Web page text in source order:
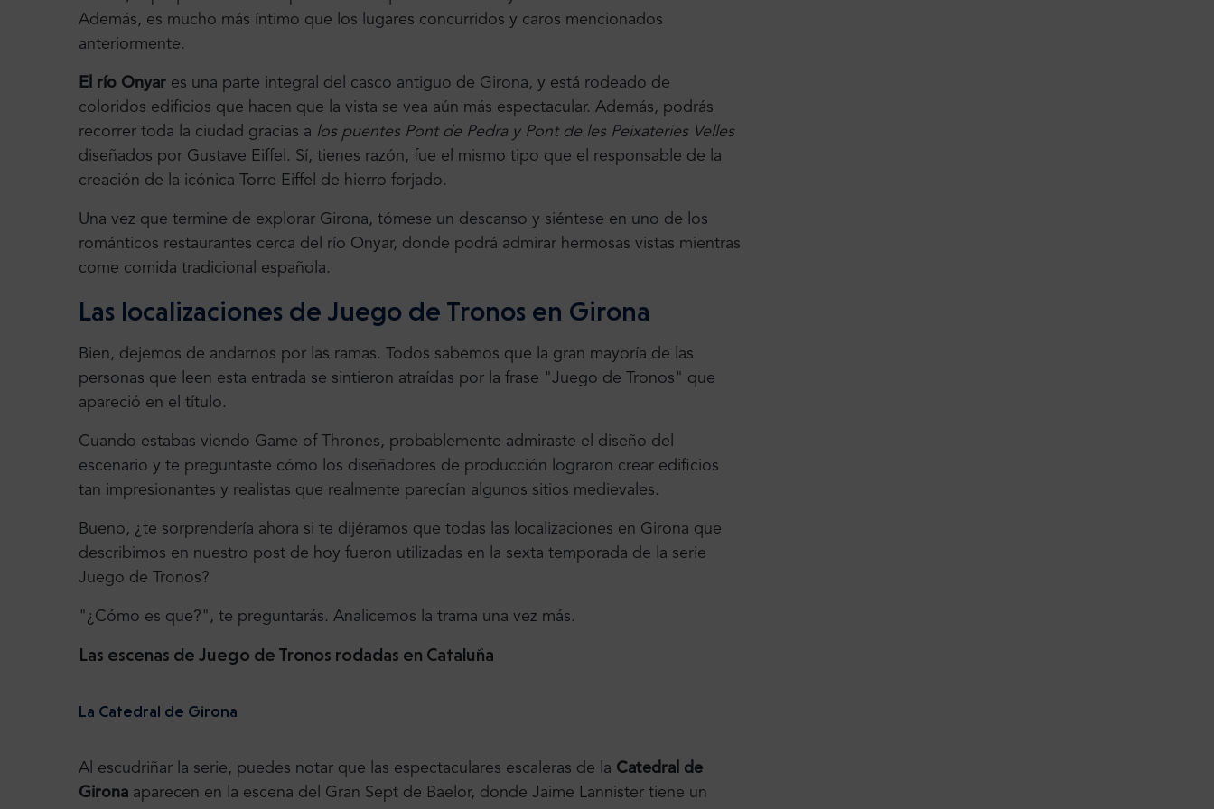
Además, es mucho más íntimo que los lugares concurridos y caros mencionados
anteriormente.
El río Onyar es una parte integral del casco antiguo de Girona, y está rodeado de
coloridos edificios que hacen que la vista se vea aún más espectacular. Además, podrás
recorrer toda la ciudad gracias a los puentes Pont de Pedra y Pont de les Peixateries Velles
diseñados por Gustave Eiffel. Sí, tienes razón, fue el mismo tipo que el responsable de la
creación de la icónica Torre Eiffel de hierro forjado.
Una vez que termine de explorar Girona, tómese un descanso y siéntese en uno de los
románticos restaurantes cerca del río Onyar, donde podrá admirar hermosas vistas mientras
come comida tradicional española.
Las localizaciones de Juego de Tronos en Girona
Bien, dejemos de andarnos por las ramas. Todos sabemos que la gran mayoría de las
personas que leen esta entrada se sintieron atraídas por la frase "Juego de Tronos" que
apareció en el título.
Cuando estabas viendo Game of Thrones, probablemente admiraste el diseño del
escenario y te preguntaste cómo los diseñadores de producción lograron crear edificios
tan impresionantes y realistas que realmente parecían algunos sitios medievales.
Bueno, ¿te sorprendería ahora si te dijéramos que todas las localizaciones en Girona que
describimos en nuestro post de hoy fueron utilizadas en la sexta temporada de la serie
Juego de Tronos?
"¿Cómo es que?", te preguntarás. Analicemos la trama una vez más.
Las escenas de Juego de Tronos rodadas en Cataluña
La Catedral de Girona
Al escudriñar la serie, puedes notar que las espectaculares escaleras de la Catedral de
Girona aparecen en la escena del Gran Sept de Baelor, donde Jaime Lannister tiene un